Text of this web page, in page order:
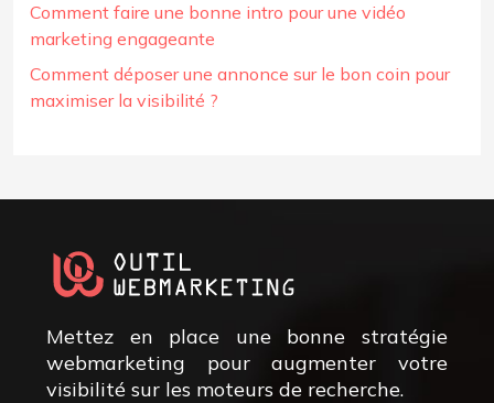
Comment faire une bonne intro pour une vidéo
marketing engageante
Comment déposer une annonce sur le bon coin pour
maximiser la visibilité ?
Mettez en place une bonne stratégie
webmarketing pour augmenter votre
visibilité sur les moteurs de recherche.